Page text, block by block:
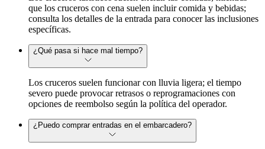
que los cruceros con cena suelen incluir comida y bebidas;
consulta los detalles de la entrada para conocer las inclusiones
específicas.
¿Qué pasa si hace mal tiempo?
Los cruceros suelen funcionar con lluvia ligera; el tiempo
severo puede provocar retrasos o reprogramaciones con
opciones de reembolso según la política del operador.
¿Puedo comprar entradas en el embarcadero?